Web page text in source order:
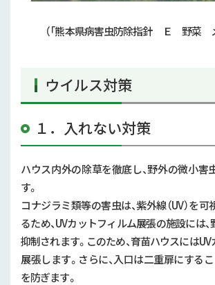
（「熊本県病害虫防除指針 Ｅ 野菜 メ
ウイルス対策
１．入れない対策
ハウス内外の除草を徹底し、野外の微小害
す。
コナジラミ類等の害虫は、紫外線（UV）を
るため、UVカットフィルム展張の施設には
抑制されます。このため、育苗ハウスにはUV
展張します。さらに、入口は二重扉にする
を防ぎます。